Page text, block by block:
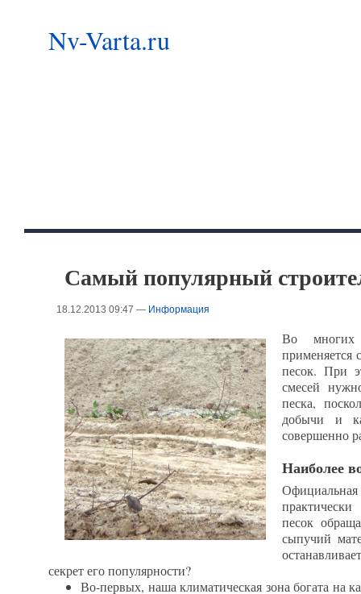
Nv-Varta.ru
Самый популярный
18.12.2013 09:47 — Информация
Во многих
применяется
песок. При
смесей
песка,
добычи и
совершенно
Наиболее
песок
сыпучий
секрет его популярности?
Во-первых, наша климатическая зона богата на